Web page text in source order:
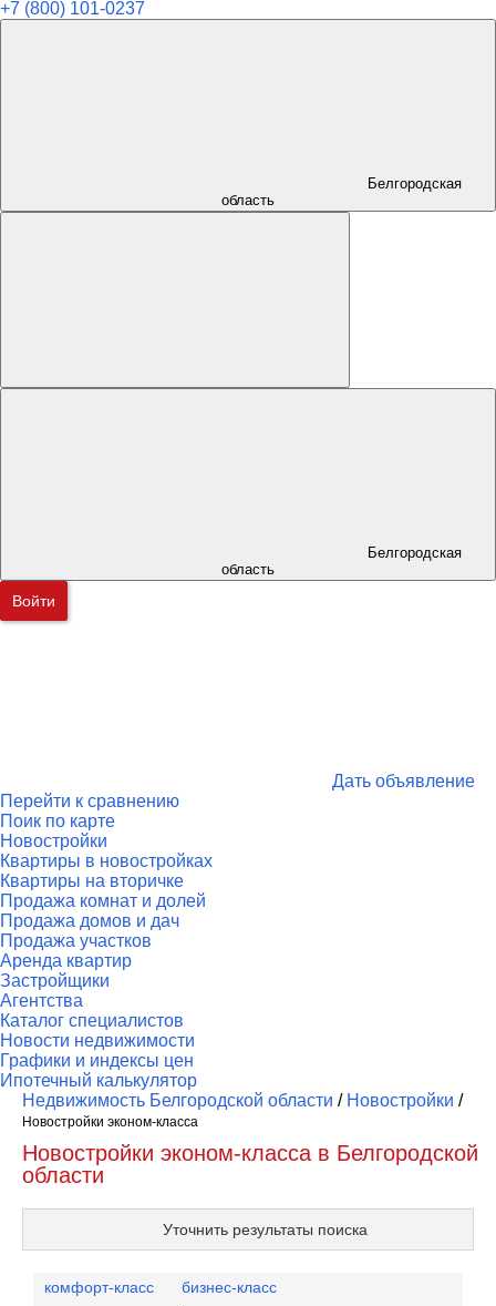
+7 (800) 101-0237
Белгородская
область
Белгородская
область
Войти
Дать объявление
Перейти к сравнению
Поик по карте
Новостройки
Квартиры в новостройках
Квартиры на вторичке
Продажа комнат и долей
Продажа домов и дач
Продажа участков
Аренда квартир
Застройщики
Агентства
Каталог специалистов
Новости недвижимости
Графики и индексы цен
Ипотечный калькулятор
Недвижимость Белгородской области / Новостройки /
Новостройки эконом-класса
Новостройки эконом-класса в Белгородской
области
Уточнить результаты поиска
комфорт-класс
бизнес-класс